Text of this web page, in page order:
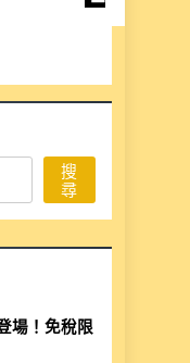
搜
尋
場！免稅限